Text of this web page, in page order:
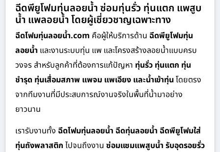
ฉีดพียูโฟมทุ่นลอยน้ำ ซ่อมทุ่นรั่ว ทุ่นแตก แพสูบ
น้ำ แพลอยน้ำ โดยผู้เชี่ยวชาญเฉพาะทาง
ฉีดโฟมทุ่นลอยน้ำ.com คือผู้ให้บริการด้าน ฉีดพียูโฟมทุ่น
ลอยน้ำ และงานระบบทุ่น แพ และโครงสร้างลอยน้ำแบบครบ
วงจร สำหรับลูกค้าที่ต้องการแก้ปัญหา ทุ่นรั่ว ทุ่นแตก ทุ่น
ชำรุด ทุ่นเสื่อมสภาพ แพจม แพเอียง และน้ำเข้าทุ่น โดยตรง
จากทีมงานที่มีประสบการณ์งานจริงในพื้นที่น้ำมาอย่าง
ยาวนาน
เรารับงานทั้ง ฉีดโฟมทุ่นลอยน้ำ ฉีดทุ่นลอยน้ำ ฉีดพียูโฟมใส่
ทุ่นถังพลาสติก ไปจนถึงงาน ซ่อมแซมแพสูบน้ำ รับอุดรอยรั่ว